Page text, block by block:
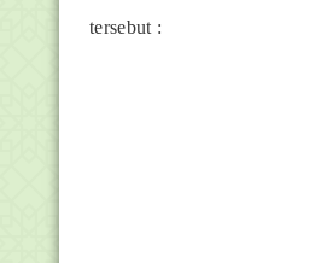
tersebut :